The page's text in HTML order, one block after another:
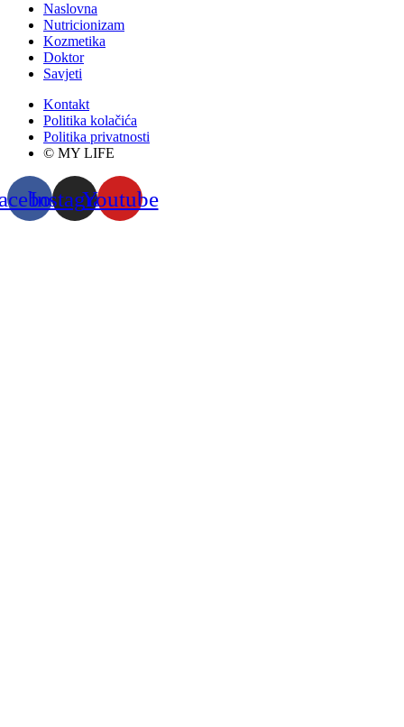
Naslovna
Nutricionizam
Kozmetika
Doktor
Savjeti
Kontakt
Politika kolačića
Politika privatnosti
© MY LIFE
InstagramYoutube